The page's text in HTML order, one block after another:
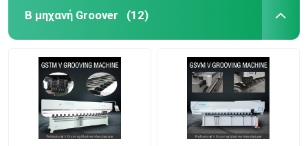
Β μηχανή Groover (12)